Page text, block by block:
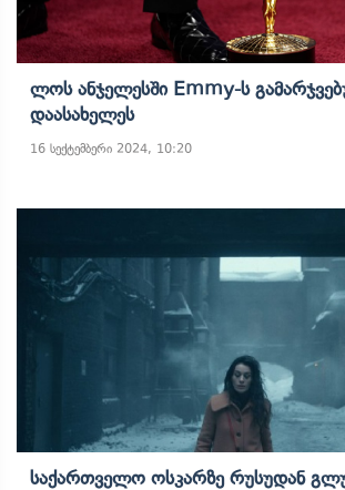
Ლოს Ანჯელესში Emmy-Ს
Დაასახელეს
16 სექტემბერი 2024, 10:20
Საქართველო Ოსკარზე Რუსუდან